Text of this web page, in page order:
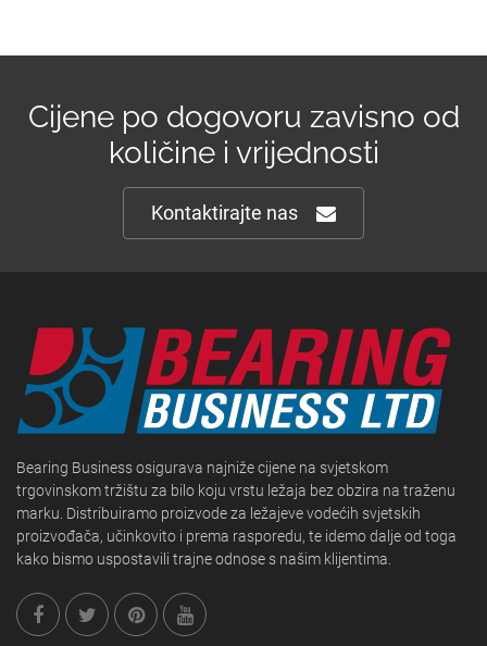
Cijene po dogovoru zavisno od
količine i vrijednosti
Kontaktirajte nas
Bearing Business osigurava najniže cijene na svjetskom
trgovinskom tržištu za bilo koju vrstu ležaja bez obzira na traženu
marku. Distribuiramo proizvode za ležajeve vodećih svjetskih
proizvođača, učinkovito i prema rasporedu, te idemo dalje od toga
kako bismo uspostavili trajne odnose s našim klijentima.